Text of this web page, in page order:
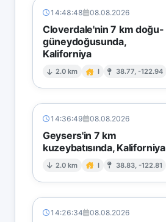
14:48:48 08.08.2026
Cloverdale'nin 7 km doğu-
güneydoğusunda,
Kaliforniya
2.0 km I 38.77, -122.94
14:36:49 08.08.2026
Geysers'in 7 km
kuzeybatısında, Kaliforniya
2.0 km I 38.83, -122.81
14:26:34 08.08.2026